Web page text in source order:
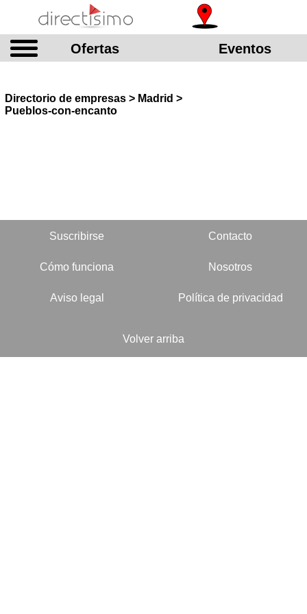
Ofertas Eventos
Directorio de empresas > Madrid >
Pueblos-con-encanto
Suscribirse Contacto
Cómo funciona Nosotros
Aviso legal Política de privacidad
Volver arriba